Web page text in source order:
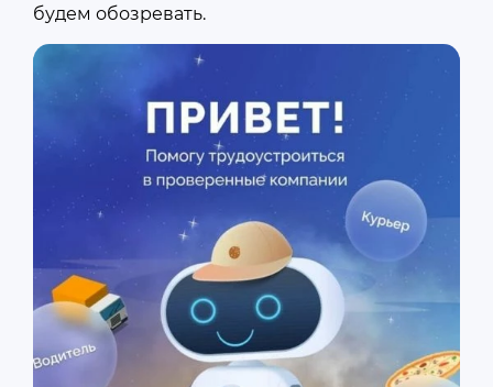
будем обозревать.